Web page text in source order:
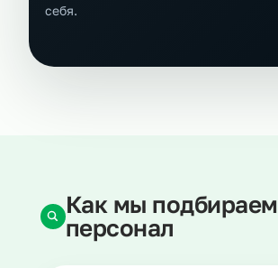
Как мы подбираем
персонал
себя.